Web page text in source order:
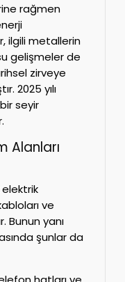
rağmen
ilgili metallerin
gelişmeler de
zirveye
2025 yılı
seyir
Alanları
elektrik
ve
Bunun yanı
şunlar da